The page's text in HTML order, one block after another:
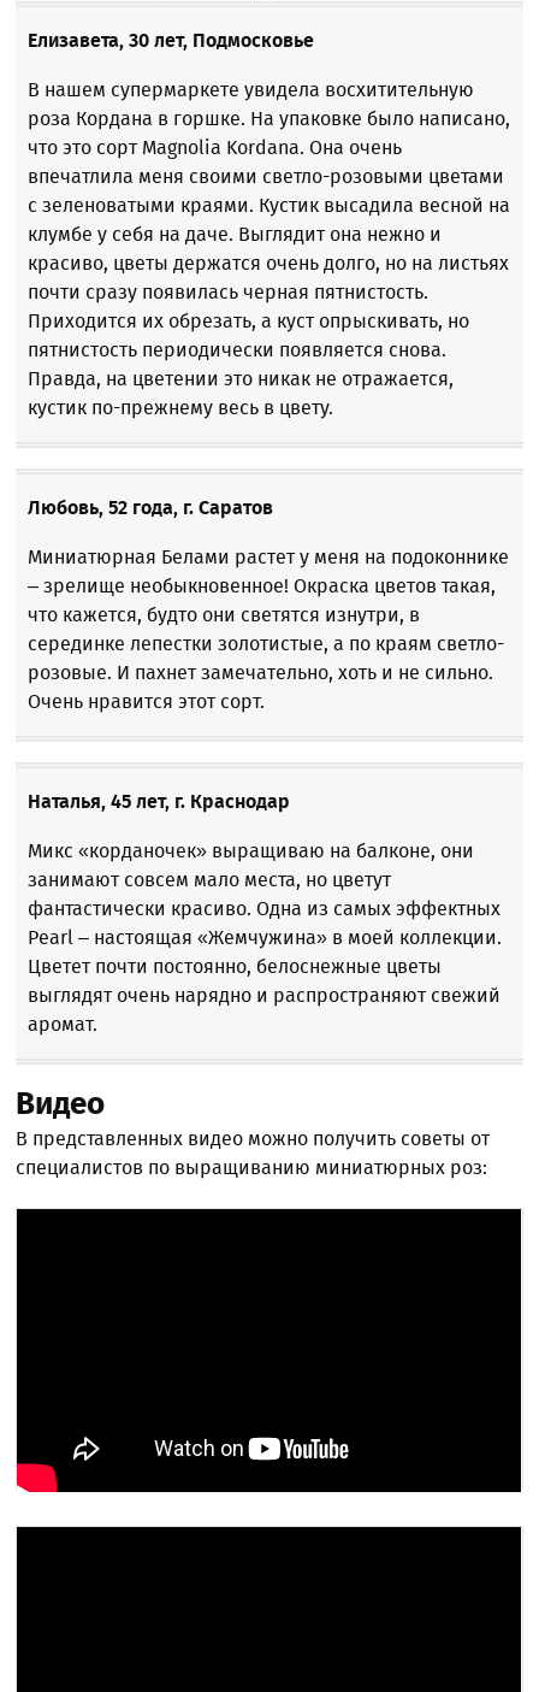
Елизавета, 30 лет, Подмосковье
В нашем супермаркете увидела восхитительную
роза Кордана в горшке. На упаковке было написано,
что это сорт Magnolia Kordana. Она очень
впечатлила меня своими светло-розовыми цветами
с зеленоватыми краями. Кустик высадила весной на
клумбе у себя на даче. Выглядит она нежно и
красиво, цветы держатся очень долго, но на листьях
почти сразу появилась черная пятнистость.
Приходится их обрезать, а куст опрыскивать, но
пятнистость периодически появляется снова.
Правда, на цветении это никак не отражается,
кустик по-прежнему весь в цвету.
Любовь, 52 года, г. Саратов
Миниатюрная Белами растет у меня на подоконнике
– зрелище необыкновенное! Окраска цветов такая,
что кажется, будто они светятся изнутри, в
серединке лепестки золотистые, а по краям светло-
розовые. И пахнет замечательно, хоть и не сильно.
Очень нравится этот сорт.
Наталья, 45 лет, г. Краснодар
Микс «корданочек» выращиваю на балконе, они
занимают совсем мало места, но цветут
фантастически красиво. Одна из самых эффектных
Pearl – настоящая «Жемчужина» в моей коллекции.
Цветет почти постоянно, белоснежные цветы
выглядят очень нарядно и распространяют свежий
аромат.
Видео
В представленных видео можно получить советы от
специалистов по выращиванию миниатюрных роз: